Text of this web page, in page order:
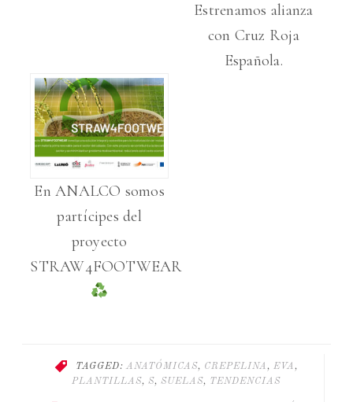
Estrenamos alianza
con Cruz Roja
Española.
En ANALCO somos
partícipes del
proyecto
STRAW4FOOTWEAR
TAGGED: ANATÓMICAS, CREPELINA, EVA,
PLANTILLAS, S, SUELAS, TENDENCIAS